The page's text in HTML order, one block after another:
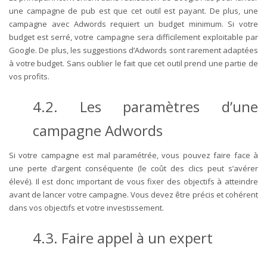
une campagne de pub est que cet outil est payant. De plus, une
campagne avec Adwords requiert un budget minimum. Si votre
budget est serré, votre campagne sera difficilement exploitable par
Google. De plus, les suggestions d’Adwords sont rarement adaptées
à votre budget. Sans oublier le fait que cet outil prend une partie de
vos profits.
4.2. Les paramètres d’une
campagne Adwords
Si votre campagne est mal paramétrée, vous pouvez faire face à
une perte d’argent conséquente (le coût des clics peut s’avérer
élevé). Il est donc important de vous fixer des objectifs à atteindre
avant de lancer votre campagne. Vous devez être précis et cohérent
dans vos objectifs et votre investissement.
4.3. Faire appel à un expert